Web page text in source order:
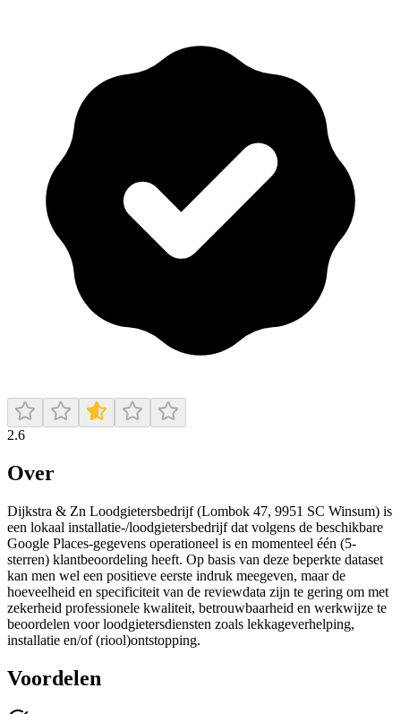
2.6
Over
Dijkstra & Zn Loodgietersbedrijf (Lombok 47, 9951 SC Winsum) is
een lokaal installatie-/loodgietersbedrijf dat volgens de beschikbare
Google Places-gegevens operationeel is en momenteel één (5-
sterren) klantbeoordeling heeft. Op basis van deze beperkte dataset
kan men wel een positieve eerste indruk meegeven, maar de
hoeveelheid en specificiteit van de reviewdata zijn te gering om met
zekerheid professionele kwaliteit, betrouwbaarheid en werkwijze te
beoordelen voor loodgietersdiensten zoals lekkageverhelping,
installatie en/of (riool)ontstopping.
Voordelen